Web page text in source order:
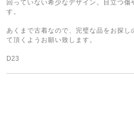
回っていない希少なデザイン。目立つ
す。
あくまで古着なので、完璧な品をお探し
て頂くようお願い致します。
D23